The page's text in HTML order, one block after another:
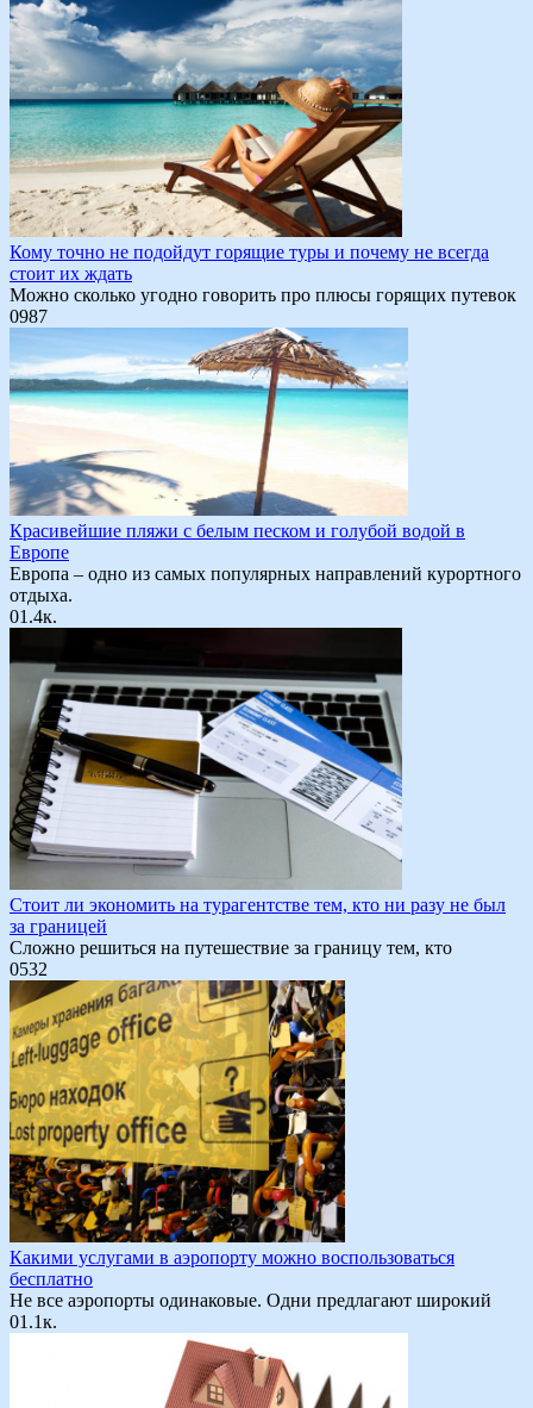
Кому точно не подойдут горящие туры и почему не всегда
стоит их ждать
Можно сколько угодно говорить про плюсы горящих путевок
0987
Красивейшие пляжи с белым песком и голубой водой в
Европе
Европа – одно из самых популярных направлений курортного
отдыха.
01.4к.
Стоит ли экономить на турагентстве тем, кто ни разу не был
за границей
Сложно решиться на путешествие за границу тем, кто
0532
Какими услугами в аэропорту можно воспользоваться
бесплатно
Не все аэропорты одинаковые. Одни предлагают широкий
01.1к.